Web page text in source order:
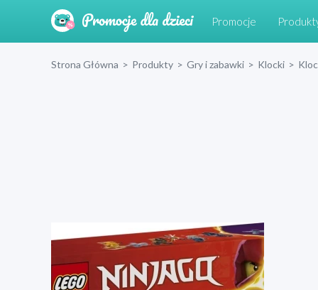
Promocje
Strona Główna > Produkty > Gry i zabawki > Klocki >